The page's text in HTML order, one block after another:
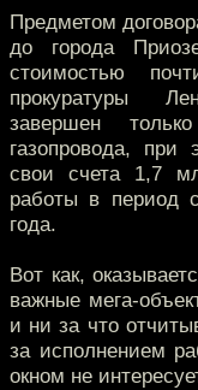
Предметом
до города
стоимостью
прокуратуры
завершен
газопровода,
свои счета 1,7
работы в период
года.
Вот как,
важные мега-
и ни за что
за исполнением
окном не